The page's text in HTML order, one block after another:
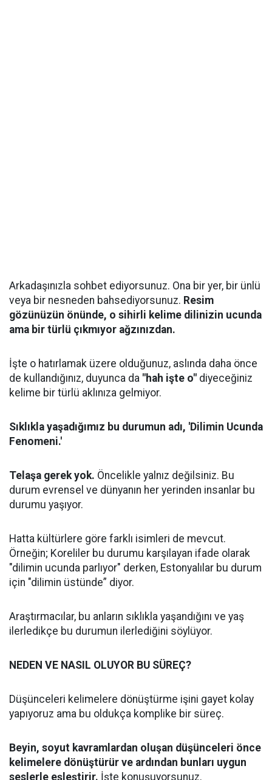
Arkadaşınızla sohbet ediyorsunuz. Ona bir yer, bir ünlü
veya bir nesneden bahsediyorsunuz. Resim
gözünüzün önünde, o sihirli kelime dilinizin ucunda
ama bir türlü çıkmıyor ağzınızdan.
İşte o hatırlamak üzere olduğunuz, aslında daha önce
de kullandığınız, duyunca da "hah işte o" diyeceğiniz
kelime bir türlü aklınıza gelmiyor.
Sıklıkla yaşadığımız bu durumun adı, 'Dilimin Ucunda
Fenomeni.'
Telaşa gerek yok. Öncelikle yalnız değilsiniz. Bu
durum evrensel ve dünyanın her yerinden insanlar bu
durumu yaşıyor.
Hatta kültürlere göre farklı isimleri de mevcut.
Örneğin; Koreliler bu durumu karşılayan ifade olarak
"dilimin ucunda parlıyor" derken, Estonyalılar bu durum
için "dilimin üstünde” diyor.
Araştırmacılar, bu anların sıklıkla yaşandığını ve yaş
ilerledikçe bu durumun ilerlediğini söylüyor.
NEDEN VE NASIL OLUYOR BU SÜREÇ?
Düşünceleri kelimelere dönüştürme işini gayet kolay
yapıyoruz ama bu oldukça komplike bir süreç.
Beyin, soyut kavramlardan oluşan düşünceleri önce
kelimelere dönüştürür ve ardından bunları uygun
seslerle eşleştirir. İşte konuşuyorsunuz.